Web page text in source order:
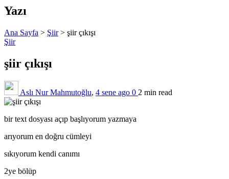
Yazı
Ana Sayfa > Şiir> şiir çıkışı
Şiir
şiir çıkışı
Aslı Nur Mahmutoğlu, 4 sene ago 0 2 min read
bir text dosyası açıp başlıyorum yazmaya
arıyorum en doğru cümleyi
sıkıyorum kendi canımı
2ye bölüp